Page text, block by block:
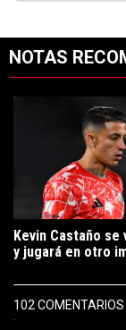
NOTAS
Un artículo de
Kevin Castaño se
y jugará en otro
102 COMENTARIOS